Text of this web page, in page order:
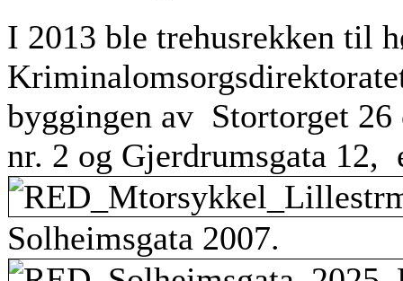
I 2013 ble trehusrekken til
byggingen av Stortorget
nr. 2 og Gjerdrumsgata 12,
Solheimsgata 2007.